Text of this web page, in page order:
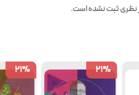
نظری ثبت نشده است.
21%
21%
21%
21%